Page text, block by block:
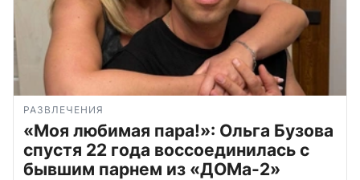
РАЗВЛЕЧЕНИЯ
«Моя любимая пара!»: Ольга Бузова
спустя 22 года воссоединилась с
бывшим парнем из «ДОМа-2»